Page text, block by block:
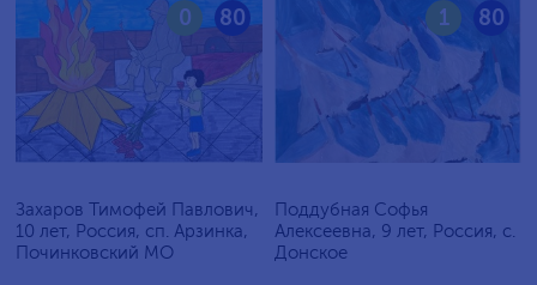
80
0
Захаров Тимофей Павлович,
10 лет, Россия, сп. Арзинка,
Починковский МО
80
1
Поддубная Софья
Алексеевна, 9 лет, Россия, c.
Донское